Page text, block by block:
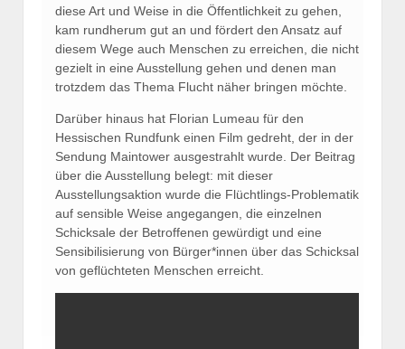
diese Art und Weise in die Öffentlichkeit zu gehen,
kam rundherum gut an und fördert den Ansatz auf
diesem Wege auch Menschen zu erreichen, die nicht
gezielt in eine Ausstellung gehen und denen man
trotzdem das Thema Flucht näher bringen möchte.
Darüber hinaus hat Florian Lumeau für den
Hessischen Rundfunk einen Film gedreht, der in der
Sendung Maintower ausgestrahlt wurde. Der Beitrag
über die Ausstellung belegt: mit dieser
Ausstellungsaktion wurde die Flüchtlings-Problematik
auf sensible Weise angegangen, die einzelnen
Schicksale der Betroffenen gewürdigt und eine
Sensibilisierung von Bürger*innen über das Schicksal
von geflüchteten Menschen erreicht.